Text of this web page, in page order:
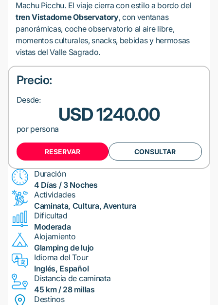
Machu Picchu. El viaje cierra con estilo a bordo del
tren Vistadome Observatory, con ventanas
panorámicas, coche observatorio al aire libre,
momentos culturales, snacks, bebidas y hermosas
vistas del Valle Sagrado.
Precio:
Desde:
USD 1240.00
por persona
RESERVAR CONSULTAR
Duración
4 Días / 3 Noches
Actividades
Caminata, Cultura, Aventura
Dificultad
Moderada
Alojamiento
Glamping de lujo
Idioma del Tour
Inglés, Español
Distancia de caminata
45 km / 28 millas
Destinos